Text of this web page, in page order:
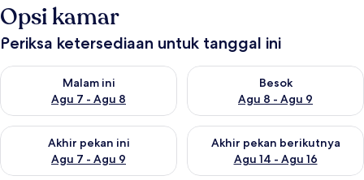
Opsi kamar
Periksa ketersediaan untuk tanggal ini
Malam ini
Agu 7 - Agu 8
Periksa ketersediaan untuk malam ini Agu 7 - Agu 8
Besok
Agu 8 - Agu 9
Periksa ketersediaan untuk
Akhir pekan ini
Agu 7 - Agu 9
Periksa ketersediaan untuk akhir pekan ini Agu 7 - Agu 9
Akhir pekan berikutnya
Agu 14 - Agu 16
Periksa ketersediaan untuk